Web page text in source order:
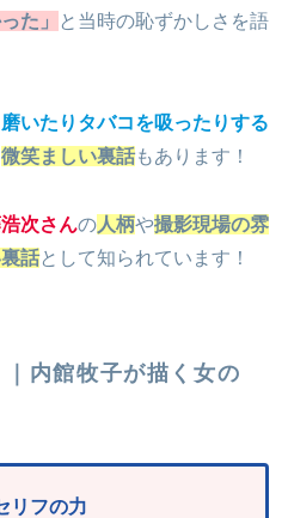
た」
と当時の恥ずかしさを語
いたりタバコを吸ったりする
微笑ましい裏話もあります！
次さんの人柄や撮影現場の雰
話として知られています！
｜内館牧子が描く女の
リフの力